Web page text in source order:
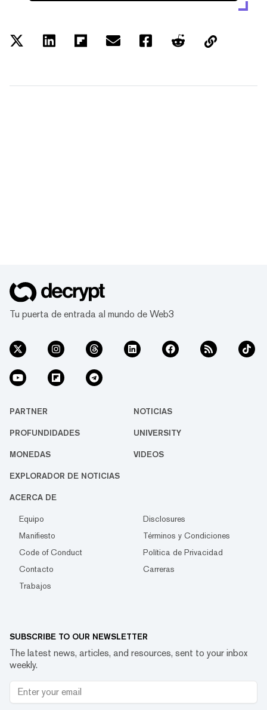
Tu puerta de entrada al mundo de Web3
PARTNER NOTICIAS
PROFUNDIDADES UNIVERSITY
MONEDAS VIDEOS
EXPLORADOR DE NOTICIAS
ACERCA DE
Equipo
Disclosures
Manifiesto
Términos y Condiciones
Code of Conduct
Política de Privacidad
Contacto
Carreras
Trabajos
SUBSCRIBE TO OUR NEWSLETTER
The latest news, articles, and resources, sent to your inbox
weekly.